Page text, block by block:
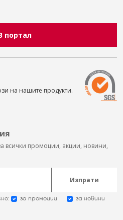
портал
на нашите продукти.
всички промоции, акции, новини,
Изпрати
за промоции за новини